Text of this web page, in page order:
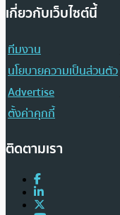
เกี่ยวกับเว็บไซต์นี้
ทีมงาน
นโยบายความเป็นส่วนตัว
Advertise
ตั้งค่าคุกกี้
ติดตามเรา